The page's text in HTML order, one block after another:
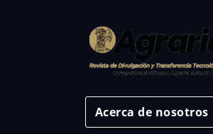
Acerca de nosotros